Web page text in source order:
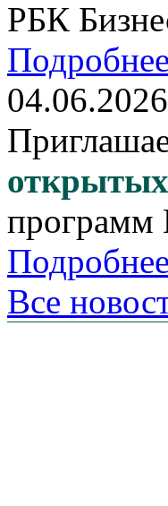
РБК
04.06.2026
программ
Все